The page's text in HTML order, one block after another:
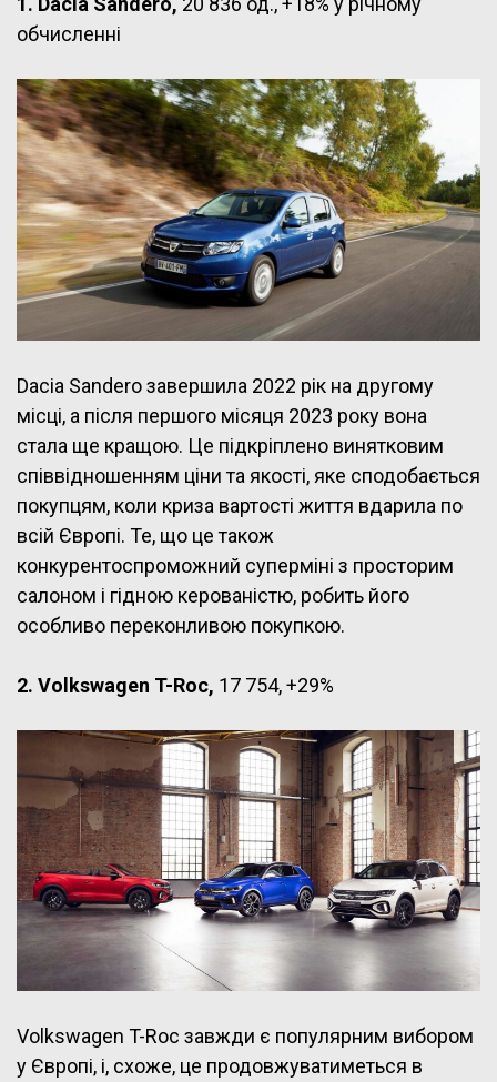
обчисленні
Dacia Sandero завершила 2022 рік на другому
місці, а після першого місяця 2023 року вона
стала ще кращою. Це підкріплено винятковим
співвідношенням ціни та якості, яке сподобається
покупцям, коли криза вартості життя вдарила по
всій Європі. Те, що це також
конкурентоспроможний суперміні з просторим
салоном і гідною керованістю, робить його
особливо переконливою покупкою.
2. Volkswagen T-Roc, 17 754, +29%
Volkswagen T-Roc завжди є популярним вибором
у Європі, і, схоже, це продовжуватиметься в